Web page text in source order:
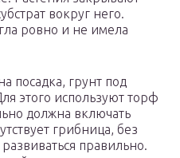
вокруг него.
ровно и не имела
посадка, грунт под
этого используют торф
должна включать
грибница, без
правильно.